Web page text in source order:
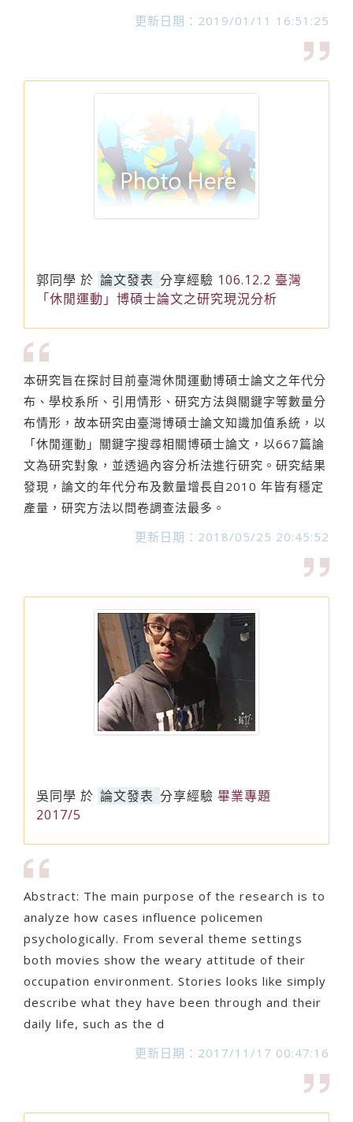
更新日期：2019/01/11 16:51:25
郭同學 於 論文發表 分享經驗 106.12.2 臺灣
「休閒運動」博碩士論文之研究現況分析
本研究旨在探討目前臺灣休閒運動博碩士論文之年代分
布、學校系所、引用情形、研究方法與關鍵字等數量分
布情形，故本研究由臺灣博碩士論文知識加值系統，以
「休閒運動」關鍵字搜尋相關博碩士論文，以667篇論
文為研究對象，並透過內容分析法進行研究。研究結果
發現，論文的年代分布及數量增長自2010 年皆有穩定
產量，研究方法以問卷調查法最多。
更新日期：2018/05/25 20:45:52
吳同學 於 論文發表 分享經驗 畢業專題
2017/5
Abstract: The main purpose of the research is to
analyze how cases influence policemen
psychologically. From several theme settings
both movies show the weary attitude of their
occupation environment. Stories looks like simply
describe what they have been through and their
daily life, such as the d
更新日期：2017/11/17 00:47:16